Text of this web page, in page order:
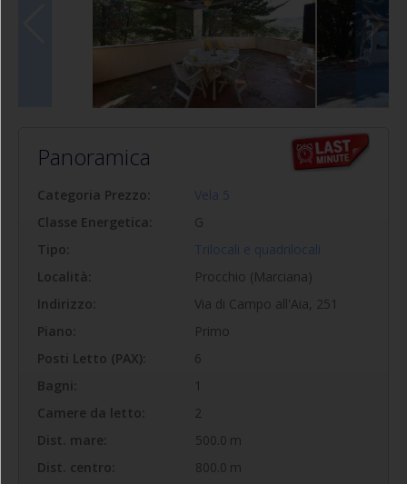
Panoramica
Categoria Prezzo:
Vela 5
Classe Energetica:
G
Tipo:
Trilocali e quadrilocali
Località:
Procchio (Marciana)
Indirizzo:
Via di Campo all'Aia, 251
Piano:
Primo
Posti Letto (PAX):
6
Bagni:
1
Camere da letto:
2
Dist. mare:
500.0 m
Dist. centro:
800.0 m